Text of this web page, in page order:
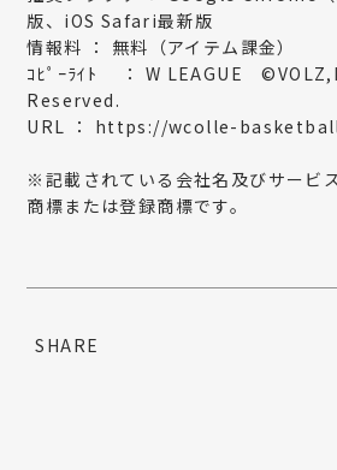
版、iOS Safari最新版
情報料 ： 無料（アイテム課金）
ｺﾋﾟｰﾗｲﾄ ： W LEAGUE
Reserved.
URL ： https://wcolle-
※記載されている会社名及びサービ
商標または登録商標です。
SHARE